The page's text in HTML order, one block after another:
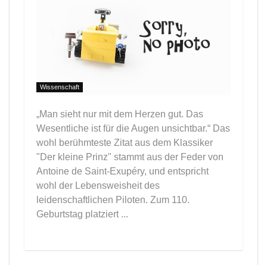
Wissenschaft
„Man sieht nur mit dem Herzen gut. Das
Wesentliche ist für die Augen unsichtbar.“ Das
wohl berühmteste Zitat aus dem Klassiker
"Der kleine Prinz" stammt aus der Feder von
Antoine de Saint-Exupéry, und entspricht
wohl der Lebensweisheit des
leidenschaftlichen Piloten. Zum 110.
Geburtstag platziert ...